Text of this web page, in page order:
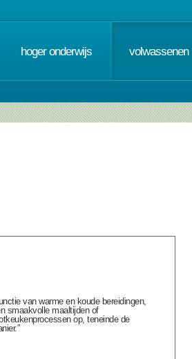
hoger onderwijs volwassenen
van warme en koude bereidingen,
smaakvolle maaltijden of
op, teneinde de